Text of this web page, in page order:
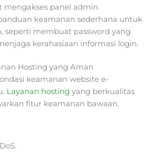
mengakses panel admin.
keamanan sederhana untuk
seperti membuat password yang
kerahasiaan informasi login.
Hosting yang Aman
keamanan website e-
Layanan hosting yang berkualitas
fitur keamanan bawaan,